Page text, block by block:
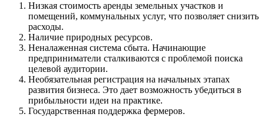
Низкая стоимость аренды земельных участков и
помещений, коммунальных услуг, что позволяет снизить
расходы.
Наличие природных ресурсов.
Неналаженная система сбыта. Начинающие
предприниматели сталкиваются с проблемой поиска
целевой аудитории.
Необязательная регистрация на начальных этапах
развития бизнеса. Это дает возможность убедиться в
прибыльности идеи на практике.
Государственная поддержка фермеров.